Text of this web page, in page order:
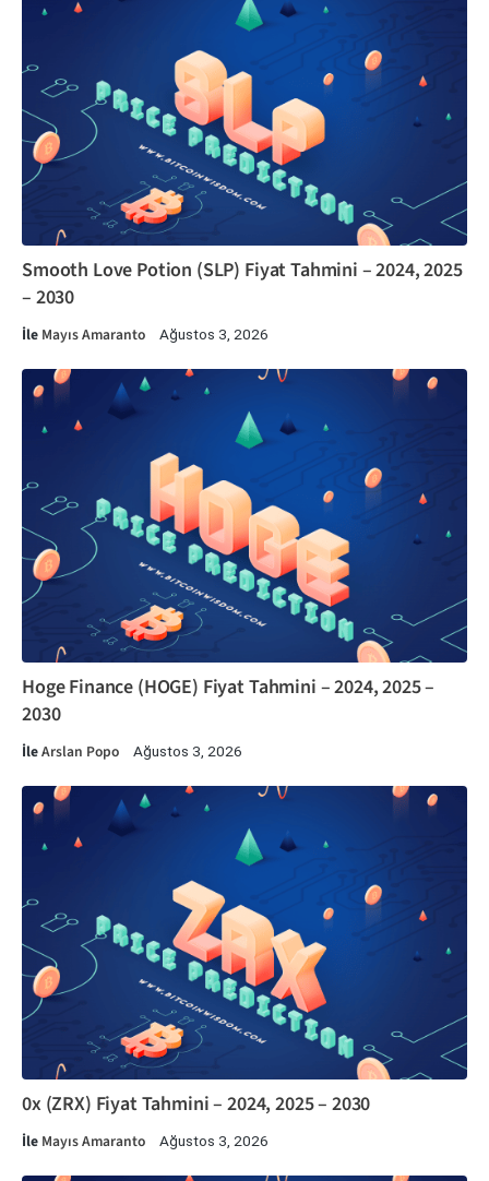
Smooth Love Potion (SLP) Fiyat Tahmini – 2024, 2025
– 2030
İle Mayıs Amaranto Ağustos 3, 2026
Hoge Finance (HOGE) Fiyat Tahmini – 2024, 2025 –
2030
İleArslan Popo Ağustos 3, 2026
0x (ZRX) Fiyat Tahmini – 2024, 2025 – 2030
İle Mayıs Amaranto Ağustos 3, 2026